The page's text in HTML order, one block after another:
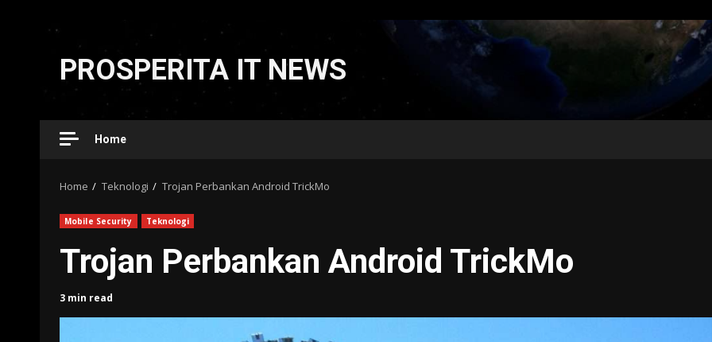
Skip
content
PROSPERITA IT NEWS
Home
Home Teknologi Trojan Perbankan Android TrickMo
Mobile Security Teknologi
Trojan Perbankan Android TrickMo
3 min read